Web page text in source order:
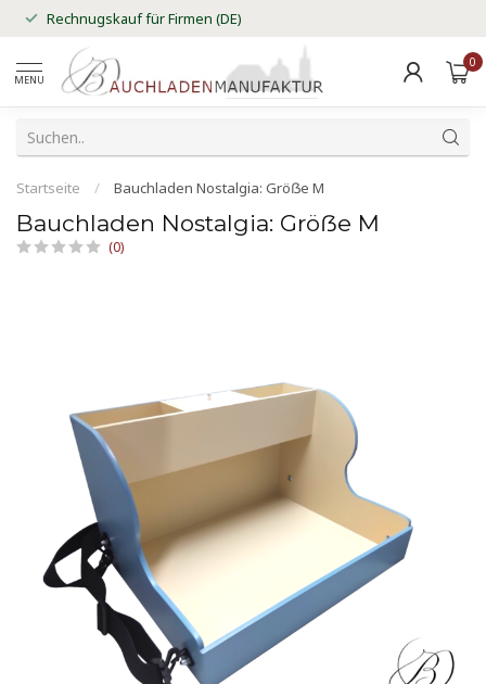
Rechnugskauf für Firmen (DE)
MENU
0
Startseite / Bauchladen Nostalgia: Gröẞe M
Bauchladen Nostalgia: Gröẞe M
(0)